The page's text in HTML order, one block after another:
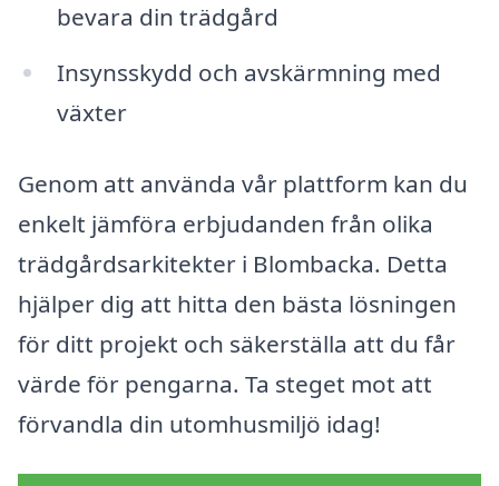
bevara din trädgård
Insynsskydd och avskärmning med
växter
Genom att använda vår plattform kan du
enkelt jämföra erbjudanden från olika
trädgårdsarkitekter i Blombacka. Detta
hjälper dig att hitta den bästa lösningen
för ditt projekt och säkerställa att du får
värde för pengarna. Ta steget mot att
förvandla din utomhusmiljö idag!